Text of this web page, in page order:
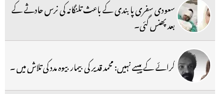
سعودی سفری پابندی کے باعث تلنگانہ کی نرس حادثے کے
بعد پھنس گئی۔
کرائے کے پیسے نہیں: محمد قدیر کی بیمار بیوہ مدد کی تلاش میں ۔